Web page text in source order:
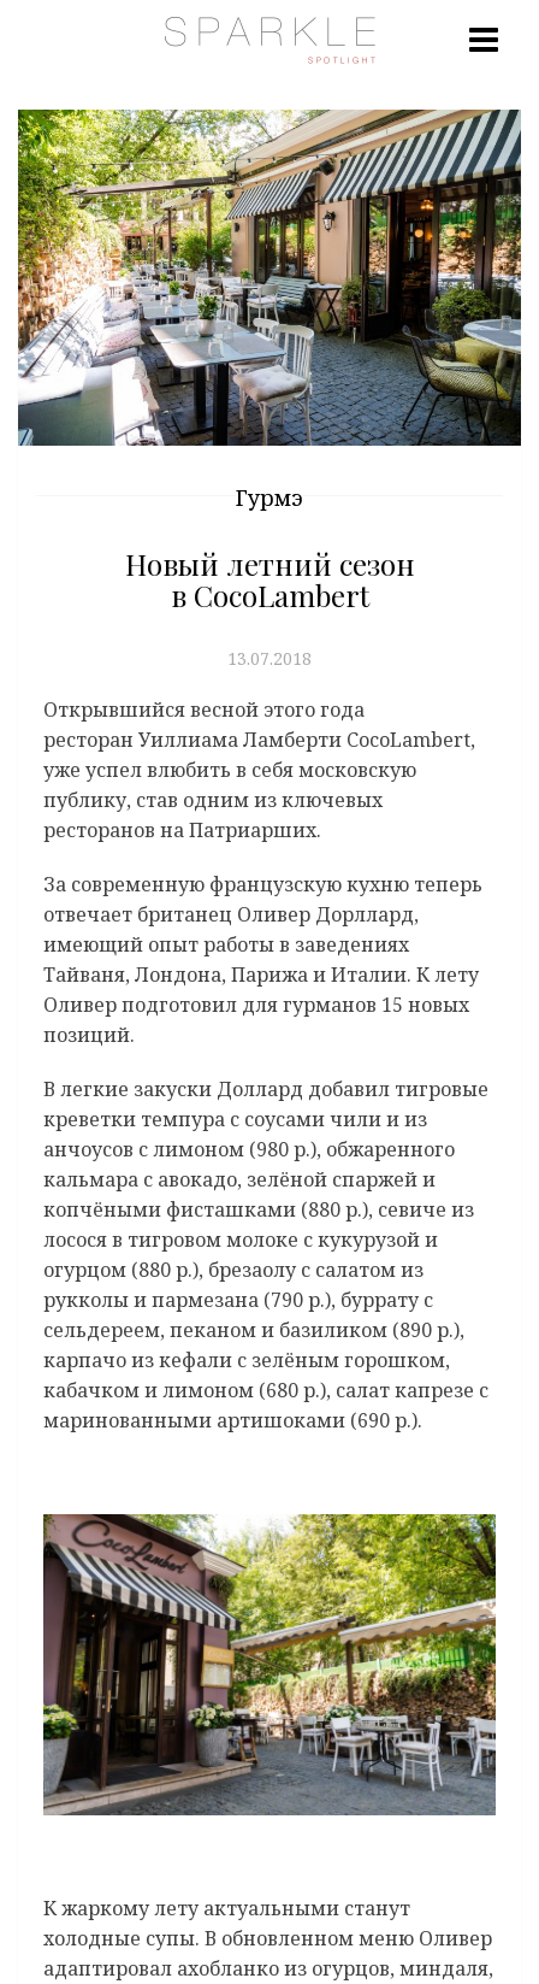
Гурмэ
Новый летний сезон
в CocoLambert
13.07.2018
Открывшийся весной этого года
ресторан Уиллиама Ламберти CocoLambert,
уже успел влюбить в себя московскую
публику, став одним из ключевых
ресторанов на Патриарших.
За современную французскую кухню теперь
отвечает британец Оливер Дорллард,
имеющий опыт работы в заведениях
Тайваня, Лондона, Парижа и Италии. К лету
Оливер подготовил для гурманов 15 новых
позиций.
В легкие закуски Доллард добавил тигровые
креветки темпура с соусами чили и из
анчоусов с лимоном (980 р.), обжаренного
кальмара с авокадо, зелёной спаржей и
копчёными фисташками (880 р.), севиче из
лосося в тигровом молоке с кукурузой и
огурцом (880 р.), брезаолу с салатом из
рукколы и пармезана (790 р.), буррату с
сельдереем, пеканом и базиликом (890 р.),
карпачо из кефали с зелёным горошком,
кабачком и лимоном (680 р.), салат капрезе с
маринованными артишоками (690 р.).
К жаркому лету актуальными станут
холодные супы. В обновленномменю Оливер
адаптировал ахобланко из огурцов, миндаля,